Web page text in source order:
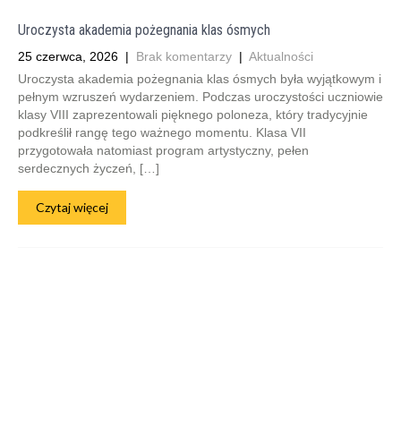
Uroczysta akademia pożegnania klas ósmych
25 czerwca, 2026 | Brak komentarzy | Aktualności
Uroczysta akademia pożegnania klas ósmych była wyjątkowym i
pełnym wzruszeń wydarzeniem. Podczas uroczystości uczniowie
klasy VIII zaprezentowali pięknego poloneza, który tradycyjnie
podkreślił rangę tego ważnego momentu. Klasa VII
przygotowała natomiast program artystyczny, pełen
serdecznych życzeń, […]
Czytaj więcej